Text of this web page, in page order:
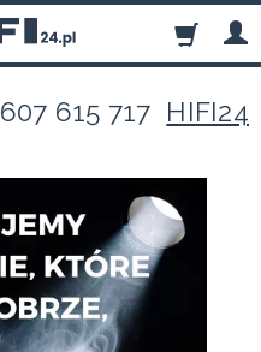
607 615 717 HIFI24